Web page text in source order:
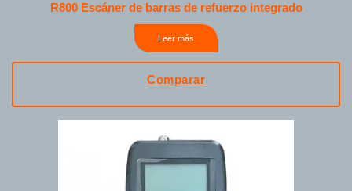
R800 Escáner de barras de refuerzo integrado
Leer más
Comparar